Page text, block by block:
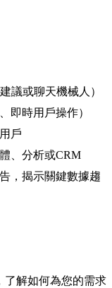
議或聊天機械人）
即時用戶操作）
戶
、分析或CRM
，揭示關鍵數據趨
了解如何為您的需求